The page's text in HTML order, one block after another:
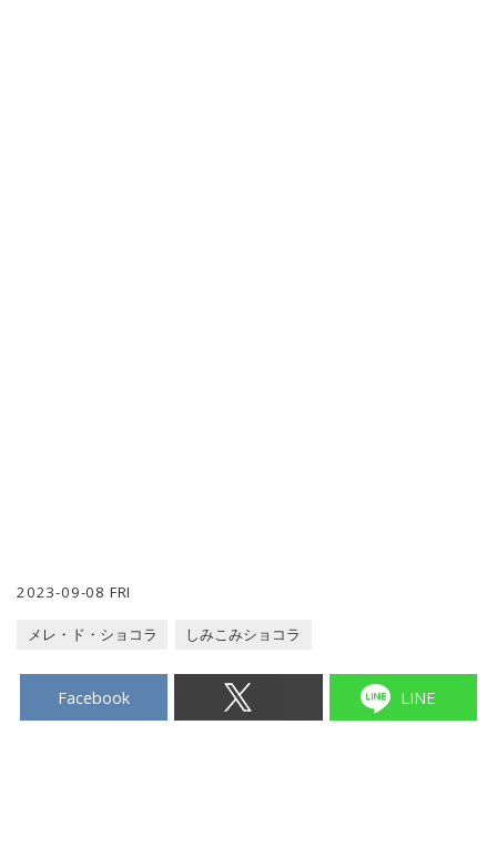
2023-09-08 FRI
メレ・ド・ショコラ しみこみショコラ
Facebook LINE